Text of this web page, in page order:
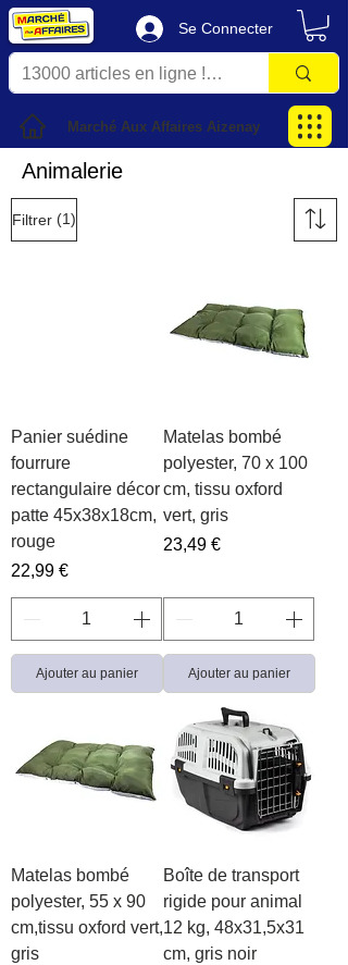
Se Connecter
Marché Aux Affaires Aizenay
Animalerie
Filtrer (1)
Panier suédine
fourrure
rectangulaire décor
patte 45x38x18cm,
rouge
Prix
22,99 €
Ajouter au panier
Matelas bombé
polyester, 70 x 100
cm, tissu oxford
vert, gris
Prix
23,49 €
Ajouter au panier
Matelas bombé
polyester, 55 x 90
cm,tissu oxford vert,
gris
Boîte de transport
rigide pour animal
12 kg, 48x31,5x31
cm, gris noir